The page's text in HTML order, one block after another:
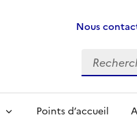
Nous
Rechercher
Points d’accueil